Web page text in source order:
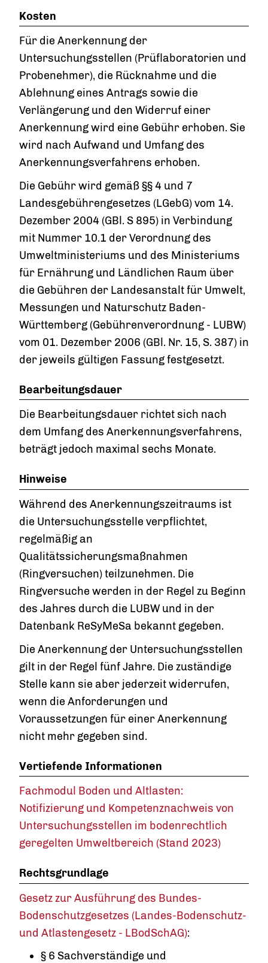
Kosten
Für die Anerkennung der
Untersuchungsstellen (Prüflaboratorien und
Probenehmer), die Rücknahme und die
Ablehnung eines Antrags sowie die
Verlängerung und den Widerruf einer
Anerkennung wird eine Gebühr erhoben. Sie
wird nach Aufwand und Umfang des
Anerkennungsverfahrens erhoben.
Die Gebühr wird gemäß §§ 4 und 7
Landesgebührengesetzes (LGebG) vom 14.
Dezember 2004 (GBl. S 895) in Verbindung
mit Nummer 10.1 der Verordnung des
Umweltministeriums und des Ministeriums
für Ernährung und Ländlichen Raum über
die Gebühren der Landesanstalt für Umwelt,
Messungen und Naturschutz Baden-
Württemberg (Gebührenverordnung - LUBW)
vom 01. Dezember 2006 (GBl. Nr. 15, S. 387) in
der jeweils gültigen Fassung festgesetzt.
Bearbeitungsdauer
Die Bearbeitungsdauer richtet sich nach
dem Umfang des Anerkennungsverfahrens,
beträgt jedoch maximal sechs Monate.
Hinweise
Während des Anerkennungszeitraums ist
die Untersuchungsstelle verpflichtet,
regelmäßig an
Qualitätssicherungsmaßnahmen
(Ringversuchen) teilzunehmen. Die
Ringversuche werden in der Regel zu Beginn
des Jahres durch die LUBW und in der
Datenbank ReSyMeSa bekannt gegeben.
Die Anerkennung der Untersuchungsstellen
gilt in der Regel fünf Jahre. Die zuständige
Stelle kann sie aber jederzeit widerrufen,
wenn die Anforderungen und
Voraussetzungen für einer Anerkennung
nicht mehr gegeben sind.
Vertiefende Informationen
Fachmodul Boden und Altlasten:
Notifizierung und Kompetenznachweis von
Untersuchungsstellen im bodenrechtlich
geregelten Umweltbereich (Stand 2023)
Rechtsgrundlage
Gesetz zur Ausführung des Bundes-
Bodenschutzgesetzes (Landes-Bodenschutz-
und Atlastengesetz - LBodSchAG):
§ 6 Sachverständige und